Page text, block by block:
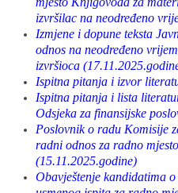
izvršilac na neodređeno
Izmjene i dopune teksta
odnos na neodređeno
izvršioca
Ispitna pitanja i izvor
Ispitna pitanja i lista
Odsjeka za finansijske
Poslovnik o radu Komisije
radni odnos za radno
(15.11.2025.godine)
Obavještenje kandidatima